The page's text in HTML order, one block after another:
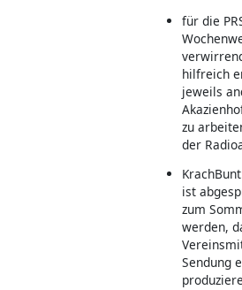
für die
hilfreich
jeweils
zu
der
ist
zum
werden,
Sendung